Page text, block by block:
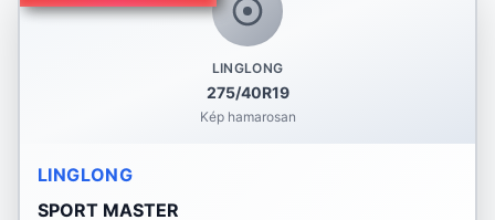
LINGLONG
275/40R19
Kép hamarosan
LINGLONG
SPORT MASTER